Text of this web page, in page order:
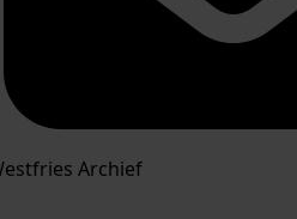
Archief